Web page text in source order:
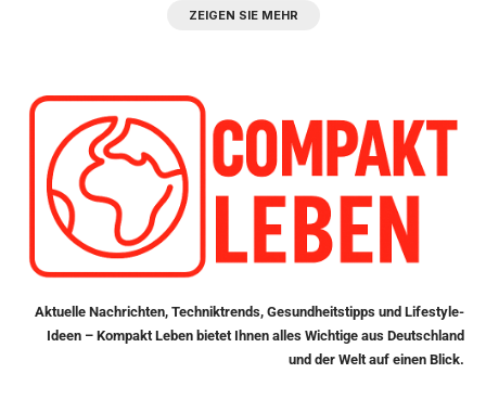
ZEIGEN SIE MEHR
Aktuelle Nachrichten, Techniktrends, Gesundheitstipps und Lifestyle-
Ideen – Kompakt Leben bietet Ihnen alles Wichtige aus Deutschland
und der Welt auf einen Blick.